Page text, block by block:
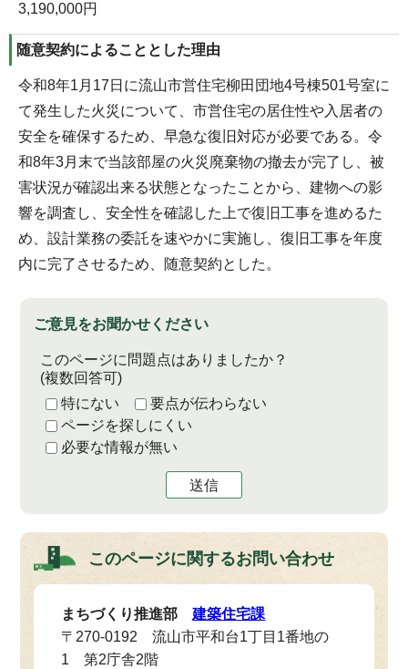
3,190,000円
随意契約によることとした理由
令和8年1月17日に流山市営住宅柳田団地4号棟501号室に
て発生した火災について、市営住宅の居住性や入居者の
安全を確保するため、早急な復旧対応が必要である。令
和8年3月末で当該部屋の火災廃棄物の撤去が完了し、被
害状況が確認出来る状態となったことから、建物への影
響を調査し、安全性を確認した上で復旧工事を進めるた
め、設計業務の委託を速やかに実施し、復旧工事を年度
内に完了させるため、随意契約とした。
ご意見をお聞かせください
このページに問題点はありましたか？
(複数回答可)
特にない
要点が伝わらない
ページを探しにくい
必要な情報が無い
送信
このページに関するお問い合わせ
まちづくり推進部建築住宅課
〒270-0192 流山市平和台1丁目1番地の
1 第2庁舎2階